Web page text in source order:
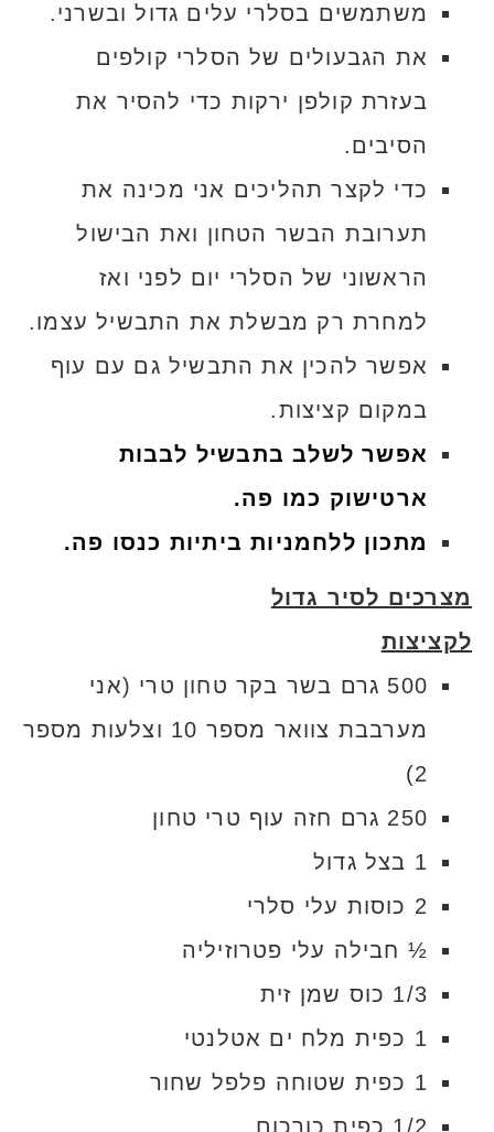
משתמשים בסלרי עלים גדול ובשרני.
את הגבעולים של הסלרי קולפים
בעזרת קולפן ירקות כדי להסיר את
הסיבים.
כדי לקצר תהליכים אני מכינה את
תערובת הבשר הטחון ואת הבישול
הראשוני של הסלרי יום לפני ואז
למחרת רק מבשלת את התבשיל עצמו.
אפשר להכין את התבשיל גם עם עוף
במקום קציצות.
אפשר לשלב בתבשיל לבבות
ארטישוק כמו פה.
מתכון ללחמניות ביתיות כנסו פה.
מצרכים לסיר גדול
לקציצות
500 גרם בשר בקר טחון טרי (אני
מערבבת צוואר מספר 10 וצלעות מספר
2)
250 גרם חזה עוף טרי טחון
1 בצל גדול
2 כוסות עלי סלרי
½ חבילה עלי פטרוזיליה
1/3 כוס שמן זית
1 כפית מלח ים אטלנטי
1 כפית שטוחה פלפל שחור
1/2 כפית כורכום